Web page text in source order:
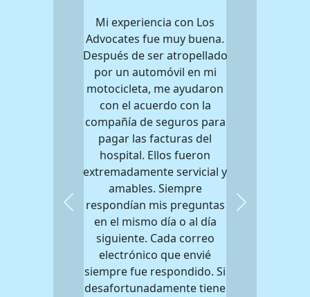
Mi experiencia con Los
Advocates fue muy buena.
Después de ser atropellado
por un automóvil en mi
motocicleta, me ayudaron
con el acuerdo con la
compañía de seguros para
pagar las facturas del
hospital. Ellos fueron
extremadamente servicial y
amables. Siempre
respondían mis preguntas
en el mismo día o al día
siguiente. Cada correo
electrónico que envié
siempre fue respondido. Si
desafortunadamente tiene
Previous Next